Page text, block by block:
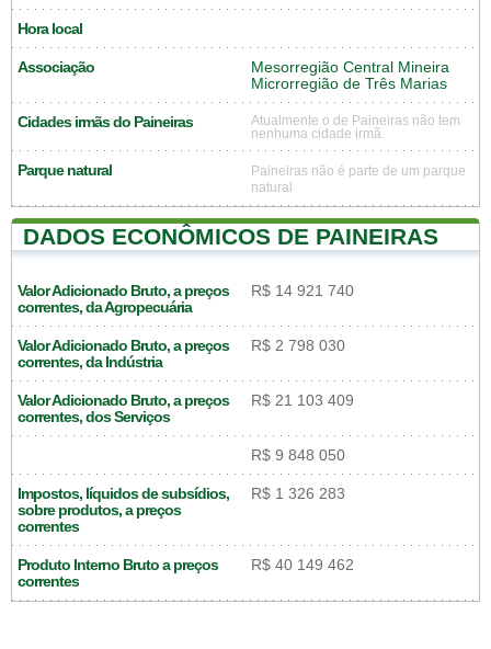
Hora local
Associação
Mesorregião Central Mineira
Microrregião de Três Marias
Cidades irmãs do Paineiras
Atualmente o de Paineiras não tem
nenhuma cidade irmã.
Parque natural
Paineiras não é parte de um parque
natural
DADOS ECONÔMICOS DE PAINEIRAS
Valor Adicionado Bruto, a preços
correntes, da Agropecuária
R$ 14 921 740
Valor Adicionado Bruto, a preços
correntes, da Indústria
R$ 2 798 030
Valor Adicionado Bruto, a preços
correntes, dos Serviços
R$ 21 103 409
R$ 9 848 050
Impostos, líquidos de subsídios,
sobre produtos, a preços
correntes
R$ 1 326 283
Produto Interno Bruto a preços
correntes
R$ 40 149 462